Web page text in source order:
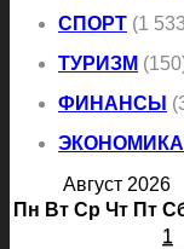
СПОРТ (1
ТУРИЗМ
ФИНАНСЫ
ЭКОНОМИКА
Август 2026
Пн Вт Ср Чт Пт
1